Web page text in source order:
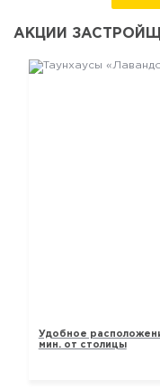
АКЦИИ
Удобное
мин. от столицы